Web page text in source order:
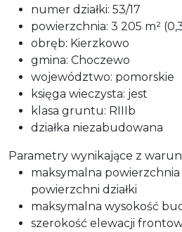
numer działki: 53/17
powierzchnia: 3 205 m²
obręb: Kierzkowo
gmina: Choczewo
województwo: pomorskie
księga wieczysta: jest
klasa gruntu: RIIIb
działka niezabudowana
Parametry wynikające z
maksymalna powierzchnia
powierzchni działki
maksymalna wysokość
szerokość elewacji